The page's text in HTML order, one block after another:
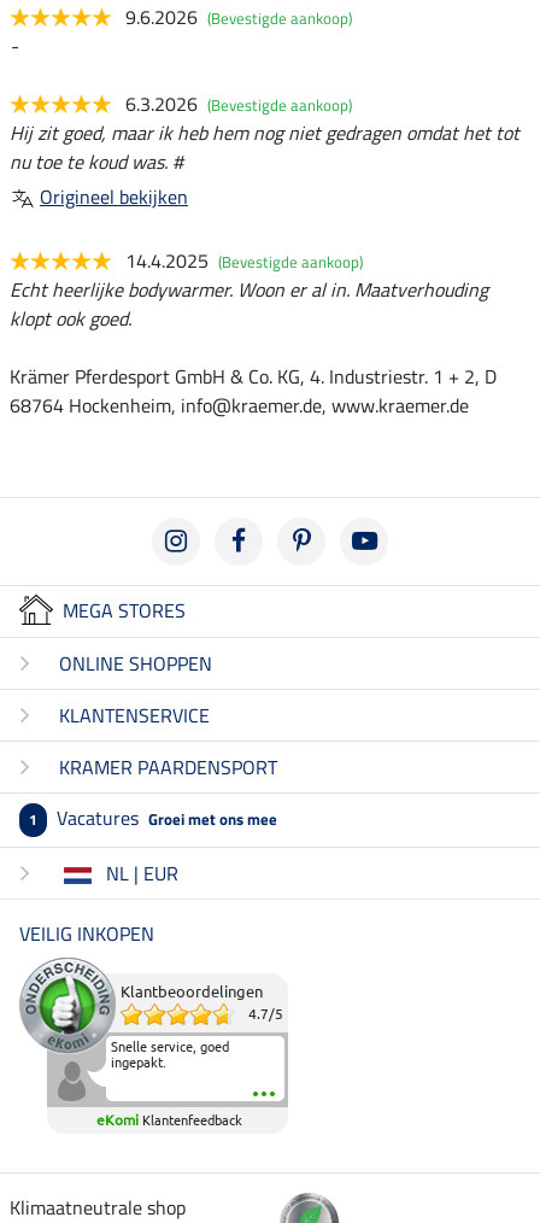
9.6.2026 (Bevestigde aankoop)
-
6.3.2026 (Bevestigde aankoop)
Hij zit goed, maar ik heb hem nog niet gedragen omdat het tot
nu toe te koud was. #
Origineel bekijken
14.4.2025 (Bevestigde aankoop)
Echt heerlijke bodywarmer. Woon er al in. Maatverhouding
klopt ook goed.
Krämer Pferdesport GmbH & Co. KG, 4. Industriestr. 1 + 2, D
68764 Hockenheim, info@kraemer.de, www.kraemer.de
MEGA STORES
ONLINE SHOPPEN
KLANTENSERVICE
KRAMER PAARDENSPORT
1 Vacatures Groei met ons mee
NL | EUR
VEILIG INKOPEN
Klantbeoordelingen
4.7/5
Snelle service, goed
ingepakt.
eKomi Klantenfeedback
Klimaatneutrale shop